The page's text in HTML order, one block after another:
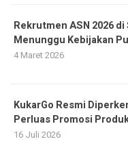
Rekrutmen ASN 2026
Menunggu Kebijakan
4 Maret 2026
KukarGo Resmi
Perluas Promosi
16 Juli 2026